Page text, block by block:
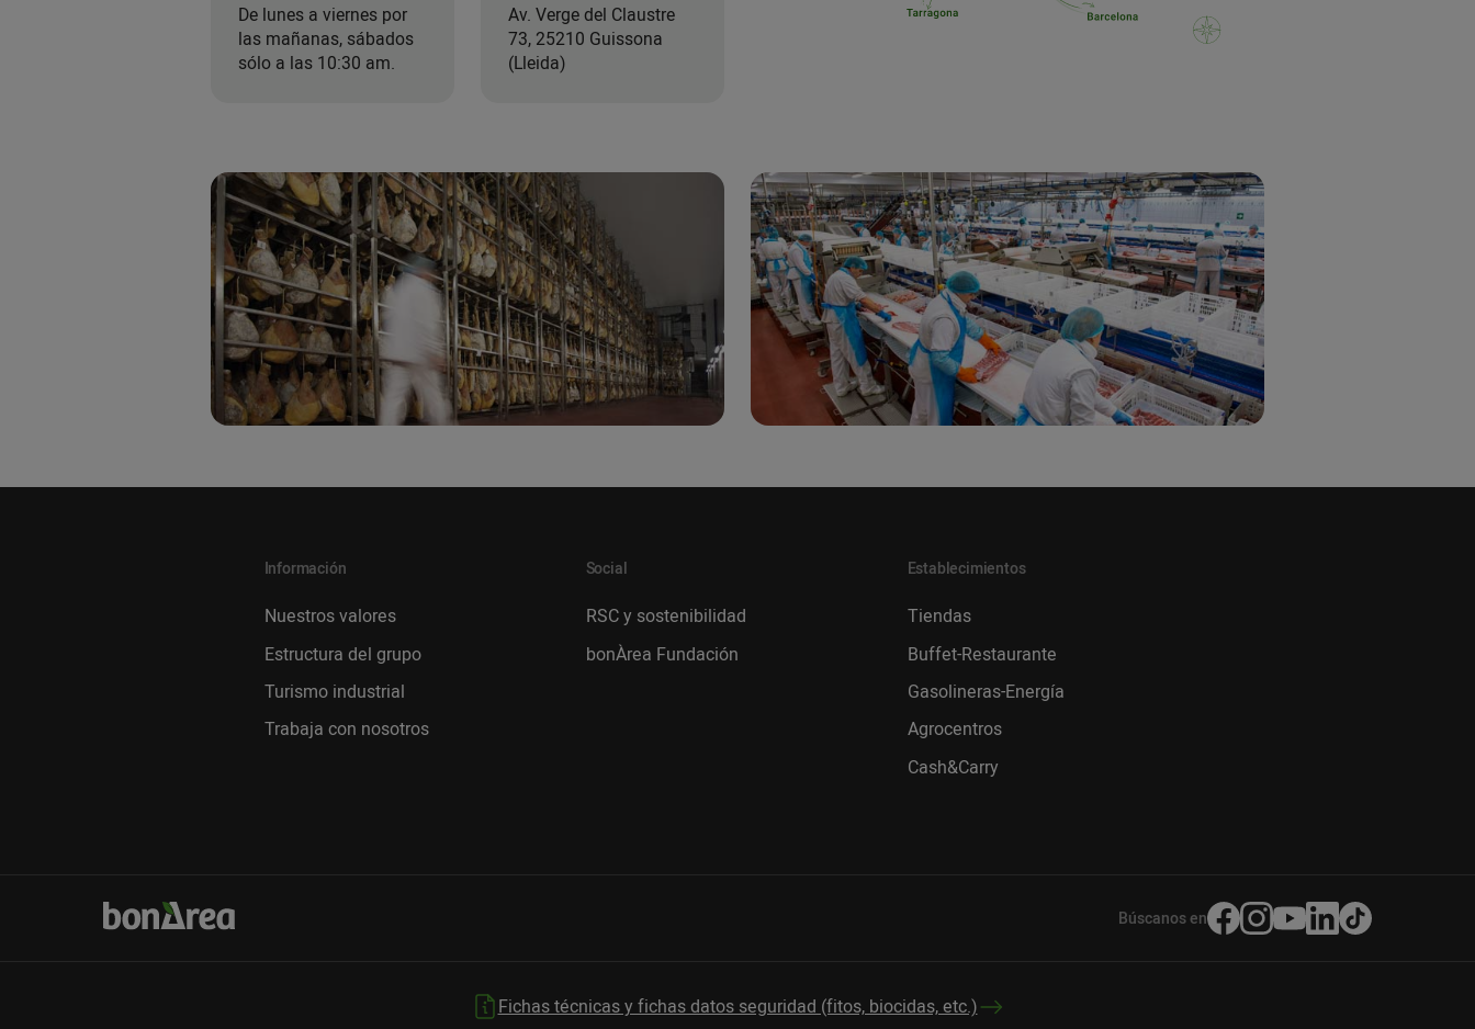
De lunes a viernes por
las mañanas, sábados
sólo a las 10:30 am.
Av. Verge del Claustre
73, 25210 Guissona
(Lleida)
Información
Nuestros valores
Estructura del grupo
Turismo industrial
Trabaja con nosotros
Social
RSC y sostenibilidad
bonÀrea Fundación
Establecimientos
Tiendas
Buffet-Restaurante
Gasolineras-Energía
Agrocentros
Cash&Carry
Búscanos en
Fichas técnicas y fichas datos seguridad (fitos, biocidas, etc.)